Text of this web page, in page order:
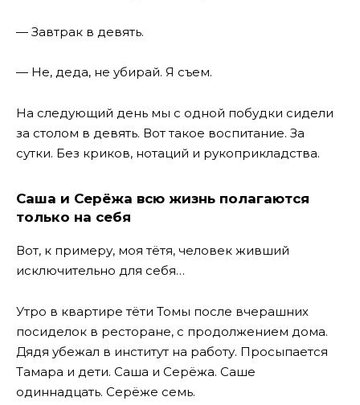
— Завтрак в девять.
— Не, деда, не убирай. Я съем.
На следующий день мы с одной побудки сидели
за столом в девять. Вот такое воспитание. За
сутки. Без криков, нотаций и рукоприкладства.
Саша и Серёжа всю жизнь полагаются
только на себя
Вот, к примеру, моя тётя, человек живший
исключительно для себя…
Утро в квартире тёти Томы после вчерашних
посиделок в ресторане, с продолжением дома.
Дядя убежал в институт на работу. Просыпается
Тамара и дети. Саша и Серёжа. Саше
одиннадцать. Серёже семь.